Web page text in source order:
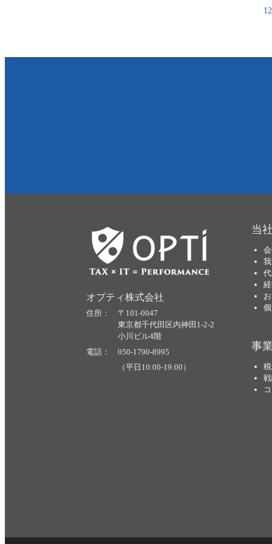
オプティ株式会社
住所： 〒101-0047
東京都千代田区内神田1-2-2
小川ビル4階
電話： 050-1790-8995
（平日10:00-19:00）
当
事